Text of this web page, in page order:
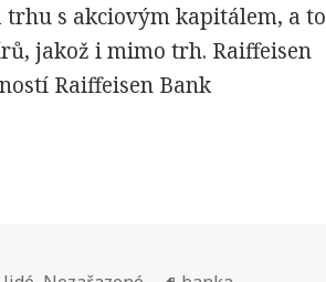
s akciovým kapitálem, a to
jakož i mimo trh. Raiffeisen
Raiffeisen Bank